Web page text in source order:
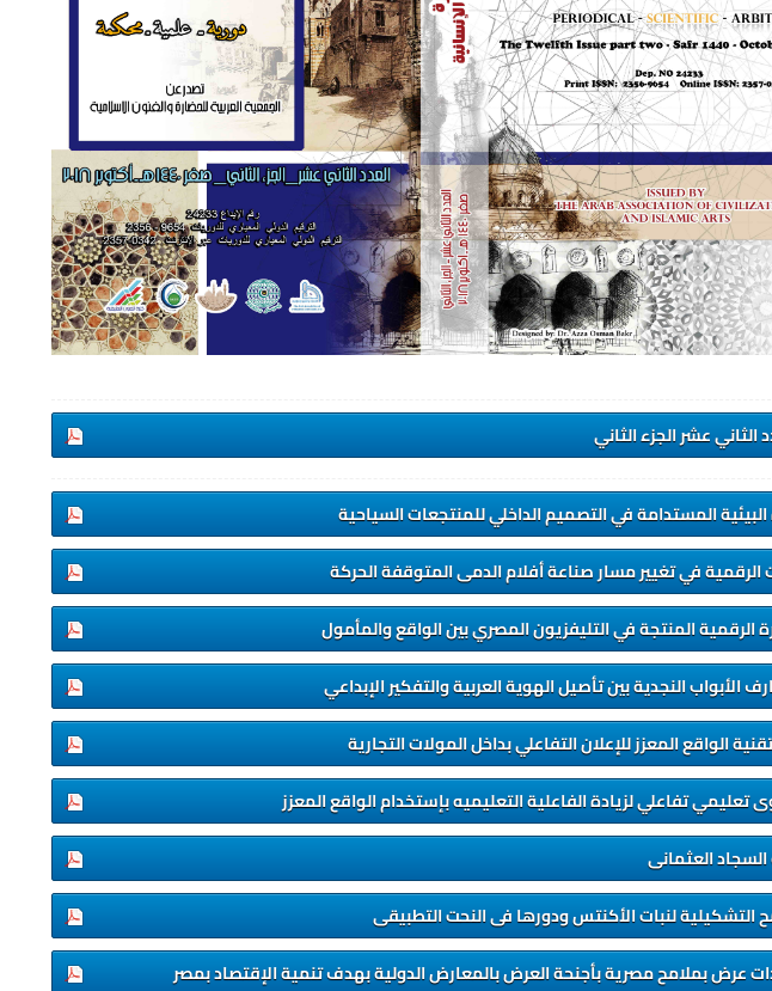
عشر الجزء الثاني
البيئية المستدامة في التصميم الداخلي للمنتجعات السياحية
الرقمية في تغيير مسار صناعة أفلام الدمى المتوقفة الحركة
الرقمية المنتجة في التليفزيون المصري بين الواقع والمأمول
الأبواب النجدية بين تأصيل الهوية العربية والتفكير الإبداعي
الواقع المعزز للإعلان التفاعلي بداخل المولات التجارية
تعليمي تفاعلي لزيادة الفاعلية التعليميه بإستخدام الواقع المعزز
العثمانى
التشكيلية لنبات الأكنتس ودورها فى النحت التطبيقى
عرض بملامح مصرية بأجنحة العرض بالمعارض الدولية بهدف تنمية الإقتصاد بمصر